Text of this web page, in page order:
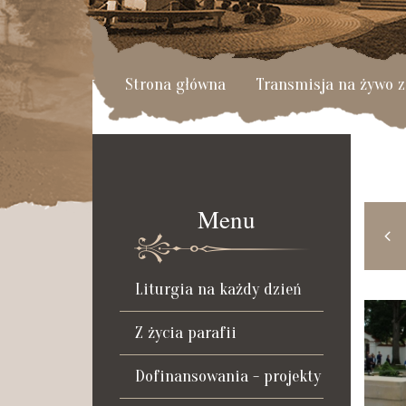
Strona główna Transmisja na żywo z
Menu
Liturgia na każdy dzień
Z życia parafii
Dofinansowania - projekty
STY
2020